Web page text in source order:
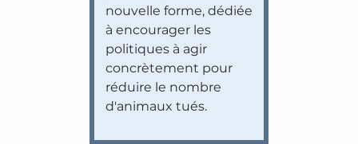
nouvelle forme, dédiée
à encourager les
politiques à agir
concrètement pour
réduire le nombre
d'animaux tués.